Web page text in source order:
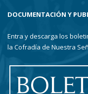
DOCUMENTACIÓN Y
Entra y descarga los
la Cofradía de Nuestra